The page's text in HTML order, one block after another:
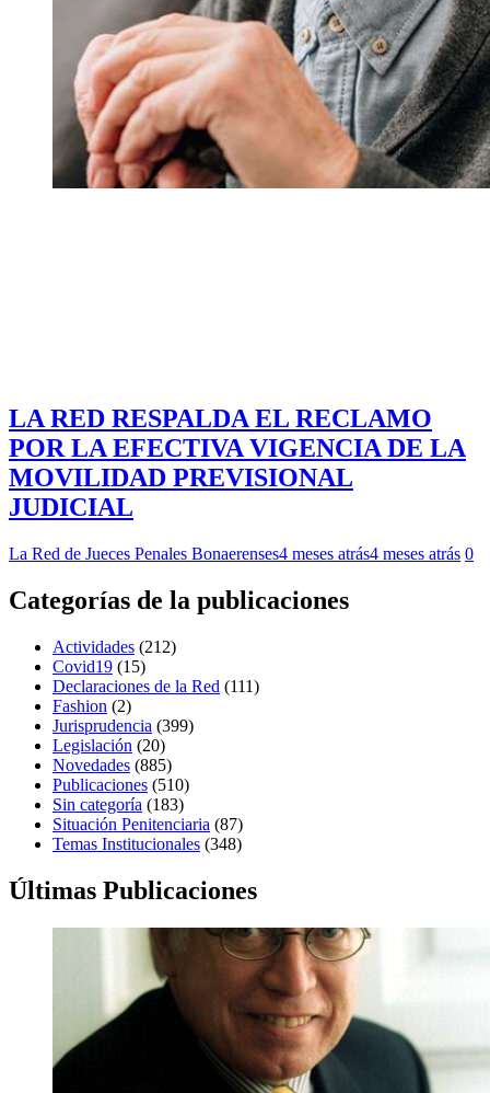
LA RED RESPALDA EL RECLAMO
POR LA EFECTIVA VIGENCIA DE LA
MOVILIDAD PREVISIONAL
JUDICIAL
La Red de Jueces Penales Bonaerenses4 meses atrás4 meses atrás 0
Categorías de la publicaciones
Actividades (212)
Covid19 (15)
Declaraciones de la Red (111)
Fashion (2)
Jurisprudencia (399)
Legislación (20)
Novedades (885)
Publicaciones (510)
Sin categoría (183)
Situación Penitenciaria (87)
Temas Institucionales (348)
Últimas Publicaciones